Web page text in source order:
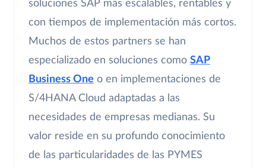
soluciones SAP más escalables, rentables y
con tiempos de implementación más cortos.
Muchos de estos partners se han
especializado en soluciones como SAP
Business One o en implementaciones de
S/4HANA Cloud adaptadas a las
necesidades de empresas medianas. Su
valor reside en su profundo conocimiento
de las particularidades de las PYMES